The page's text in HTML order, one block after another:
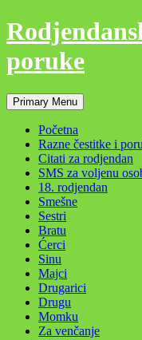
Skip
to
poruke
Search
Primary Menu
Početna
Razne čestitke i
Citati za rodjendan
SMS za voljenu
18. rodjendan
Smešne
Sestri
Bratu
Ćerci
Sinu
Majci
Drugarici
Drugu
Momku
Za venčanje